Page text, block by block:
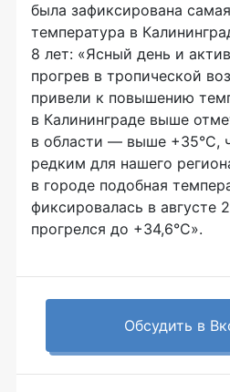
была зафиксирована
температура в
8 лет: «Ясный день и
прогрев в тропической
привели к повышению
в Калининграде выше
в области — выше +35°C,
редким для нашего
в городе подобная
фиксировалась в августе
прогрелся до +34,6°C».
Обсудить в